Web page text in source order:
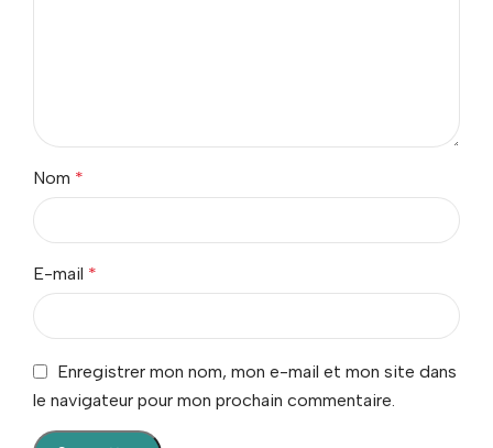
Nom *
E-mail *
Enregistrer mon nom, mon e-mail et mon site dans
le navigateur pour mon prochain commentaire.